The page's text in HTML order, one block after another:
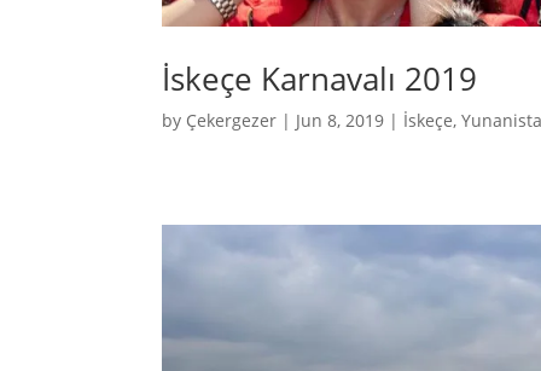
İskeçe Karnavalı 2019
by Çekergezer | Jun 8, 2019 | İskeçe,